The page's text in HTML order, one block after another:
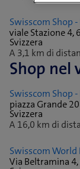
Swisscom Shop
viale Stazione 4,
Svizzera
A 3,1 km di
Shop nel
Swisscom Shop
piazza Grande
Svizzera
A 16,0 km di
Swisscom World
Via Beltramina